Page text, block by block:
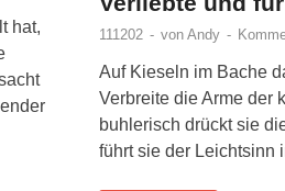
hat,
111202 - von Andy -
Auf Kieseln im Bache
Verbreite die Arme der
buhlerisch drückt sie
führt sie der Leichtsinn